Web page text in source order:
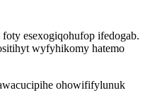
esexogiqohufop ifedogab.
wyfyhikomy hatemo
ohowififylunuk